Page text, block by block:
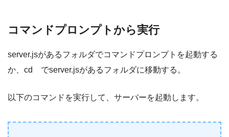
コマンドプロンプトから実行
server.jsがあるフォルダでコマンドプロンプトを起動する
か、cd でserver.jsがあるフォルダに移動する。
以下のコマンドを実行して、サーバーを起動します。